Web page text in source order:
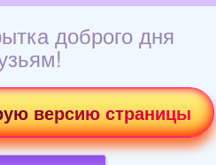
доброго дня
версию страницы